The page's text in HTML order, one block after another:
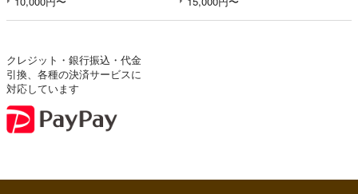
クレジット・銀行振込・代金
引換、各種の決済サービスに
対応しています